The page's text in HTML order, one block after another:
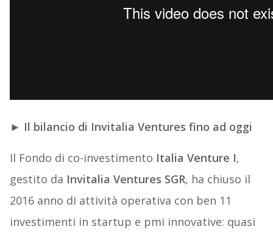
► Il bilancio di Invitalia Ventures fino ad oggi
Il Fondo di co-investimento Italia Venture I,
gestito da Invitalia Ventures SGR, ha chiuso il
2016 anno di attività operativa con ben 11
investimenti in startup e pmi innovative: quasi